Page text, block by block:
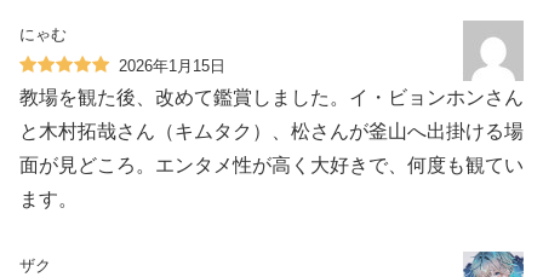
にゃむ
2026年1月15日
教場を観た後、改めて鑑賞しました。イ・ビョンホンさん
と木村拓哉さん（キムタク）、松さんが釜山へ出掛ける場
面が見どころ。エンタメ性が高く大好きで、何度も観てい
ます。
ザク